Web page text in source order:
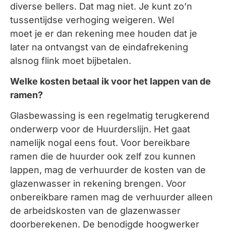
diverse bellers. Dat mag niet. Je kunt zo’n
tussentijdse verhoging weigeren. Wel
moet je er dan rekening mee houden dat je
later na ontvangst van de eindafrekening
alsnog flink moet bijbetalen.
Welke kosten betaal ik voor het lappen van de
ramen?
Glasbewassing is een regelmatig terugkerend
onderwerp voor de Huurderslijn. Het gaat
namelijk nogal eens fout. Voor bereikbare
ramen die de huurder ook zelf zou kunnen
lappen, mag de verhuurder de kosten van de
glazenwasser in rekening brengen. Voor
onbereikbare ramen mag de verhuurder alleen
de arbeidskosten van de glazenwasser
doorberekenen. De benodigde hoogwerker